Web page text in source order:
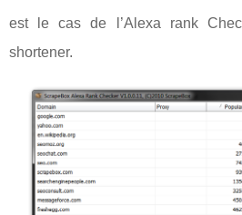
est le cas de l’Alexa rank
shortener.